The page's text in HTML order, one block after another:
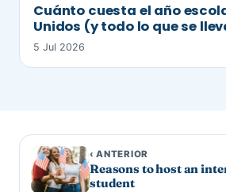
Cuánto cuesta el año
Unidos (y todo lo que se
5 Jul 2026
‹ ANTERIOR
Reasons to host an
student